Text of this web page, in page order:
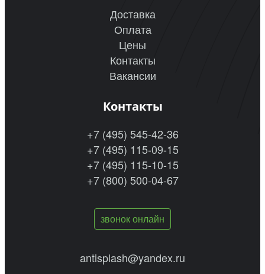
Доставка
Оплата
Цены
Контакты
Вакансии
Контакты
+7 (495) 545-42-36
+7 (495) 115-09-15
+7 (495) 115-10-15
+7 (800) 500-04-67
звонок онлайн
antisplash@yandex.ru